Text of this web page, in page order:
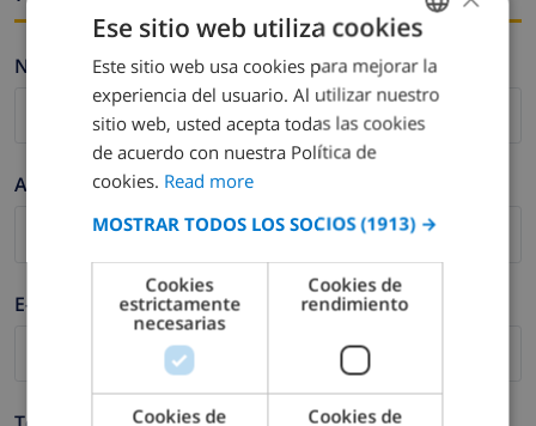
Nombre *
Apellidos *
E-mail *
ENGLISH
DUTCH
FRENCH
GERMAN
CATALAN
ITALIAN
DANISH
Ese sitio web utiliza cookies
Este sitio web usa cookies para mejorar la
experiencia del usuario. Al utilizar nuestro
sitio web, usted acepta todas las cookies
de acuerdo con nuestra Política de
cookies. Read more
MOSTRAR TODOS LOS SOCIOS (1913) →
Cookies
estrictamente
necesarias
Cookies de
rendimiento
Cookies de
Cookies de